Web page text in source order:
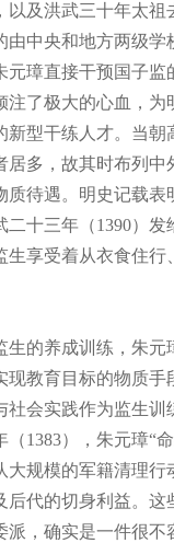
以及洪武三十年太祖
由中央和地方两级
元璋直接干预国子
注了极大的心血，
新型干练人才。当
居多，故其时布列
质待遇。明史记载表
二十三年（1390）
生享受着从衣食住
养成训练，朱元
现教育目标的物质手
社会实践作为监生训
（1383），朱元璋“
大规模的军籍清理
后代的切身利益。这
派，确实是一件很不